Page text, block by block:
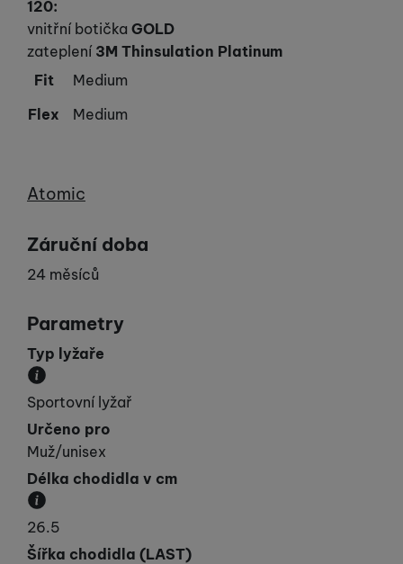
120:
vnitřní botička GOLD
zateplení 3M Thinsulation Platinum
Fit
Medium
Flex
Medium
Výrobce
Atomic
Záruční doba
24 měsíců
Parametry
Typ lyžaře
Udává vaší „výkonnost“.
Sportovní lyžař
Určeno pro
Muž/unisex
Délka chodidla v cm
Délka chodidla v cm.
26.5
Šířka chodidla (LAST)